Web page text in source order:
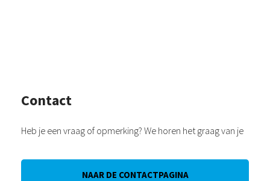
Contact
Heb je een vraag of opmerking? We horen het graag van je
NAAR DE CONTACTPAGINA